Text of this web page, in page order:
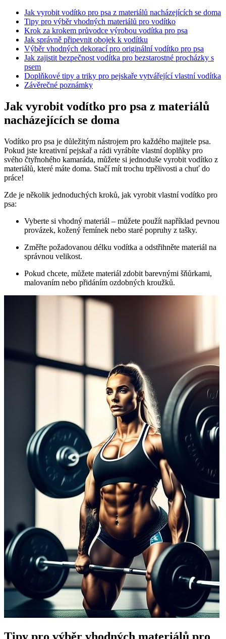
Jak vyrobit vodítko pro psa z materiálů nacházejících se doma
Tipy pro výběr vhodných materiálů pro vodítko
Krok za krokem průvodce výrobou vodítka pro psa
Jak správně připevnit obojek k vodítku
Výběr vhodných dekorací pro originální vodítko pro psa
Jak zajistit bezpečnost vodítka pro bezstarostné procházky s
psem
Doplňkové tipy a triky pro pejskaře vytvářející vlastní vodítka
Závěrečné poznámky
Jak vyrobit vodítko pro psa z materiálů
nacházejících se doma
Vodítko pro psa je důležitým nástrojem pro každého majitele psa.
Pokud jste kreativní pejskař a rádi vyrábíte vlastní doplňky pro
svého čtyřnohého kamaráda, můžete si jednoduše vyrobit vodítko z
materiálů, které máte doma. Stačí mít trochu trpělivosti a chuť do
práce!
Zde je několik jednoduchých kroků, jak vyrobit vlastní vodítko pro
psa:
Vyberte si vhodný materiál – můžete použít například pevnou
provázek, kožený řemínek nebo staré popruhy z tašky.
Změřte požadovanou délku vodítka a odstřihněte materiál na
správnou velikost.
Pokud chcete, můžete materiál zdobit barevnými šňůrkami,
malovaním nebo přidáním ozdobných kroužků.
Tipy pro výběr vhodných materiálů pro